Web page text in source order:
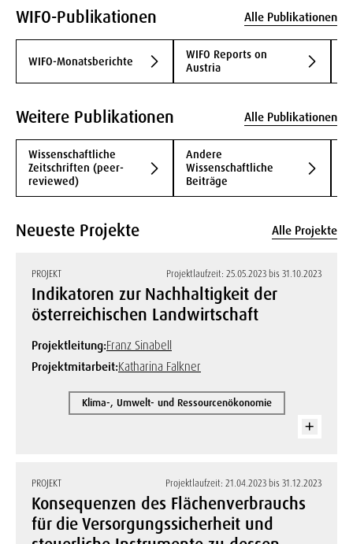
WIFO-Publikationen Alle Publikationen
WIFO-Monatsberichte
WIFO Reports on
Austria
Weitere Publikationen Alle Publikationen
Wissenschaftliche
Zeitschriften (peer-
reviewed)
Andere
Wissenschaftliche
Beiträge
Neueste Projekte Alle Projekte
PROJEKT Projektlaufzeit: 25.05.2023 bis 31.10.2023
Indikatoren zur Nachhaltigkeit der
österreichischen Landwirtschaft
Projektleitung:Franz Sinabell
Projektmitarbeit:Katharina Falkner
Klima-, Umwelt- und Ressourcenökonomie
PROJEKT Projektlaufzeit: 21.04.2023 bis 31.12.2023
Konsequenzen des Flächenverbrauchs
für die Versorgungssicherheit und